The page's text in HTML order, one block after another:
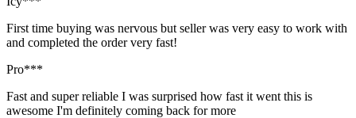
First time buying was nervous but seller was very easy to work with
and completed the order very fast!
Pro***
Fast and super reliable I was surprised how fast it went this is
awesome I'm definitely coming back for more